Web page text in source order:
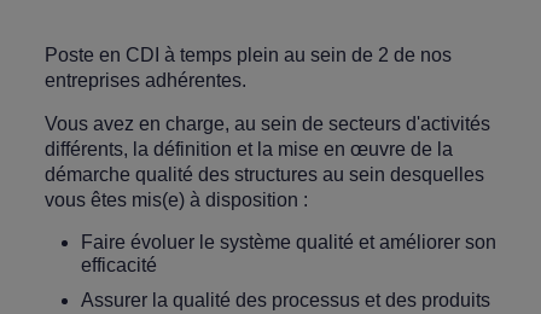
Poste en CDI à temps plein au sein de 2 de nos
entreprises adhérentes.
Vous avez en charge, au sein de secteurs d'activités
différents, la définition et la mise en œuvre de la
démarche qualité des structures au sein desquelles
vous êtes mis(e) à disposition :
Faire évoluer le système qualité et améliorer son
efficacité
Assurer la qualité des processus et des produits